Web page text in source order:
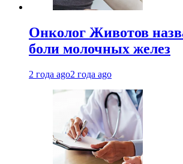
Онколог Животов
боли молочных желез
2 года ago2 года ago